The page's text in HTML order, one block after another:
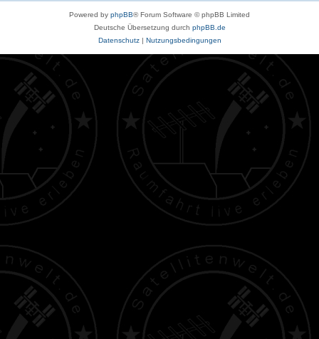
Powered by phpBB® Forum Software © phpBB Limited
Deutsche Übersetzung durch phpBB.de
Datenschutz| Nutzungsbedingungen